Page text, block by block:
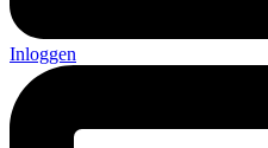
Inloggen